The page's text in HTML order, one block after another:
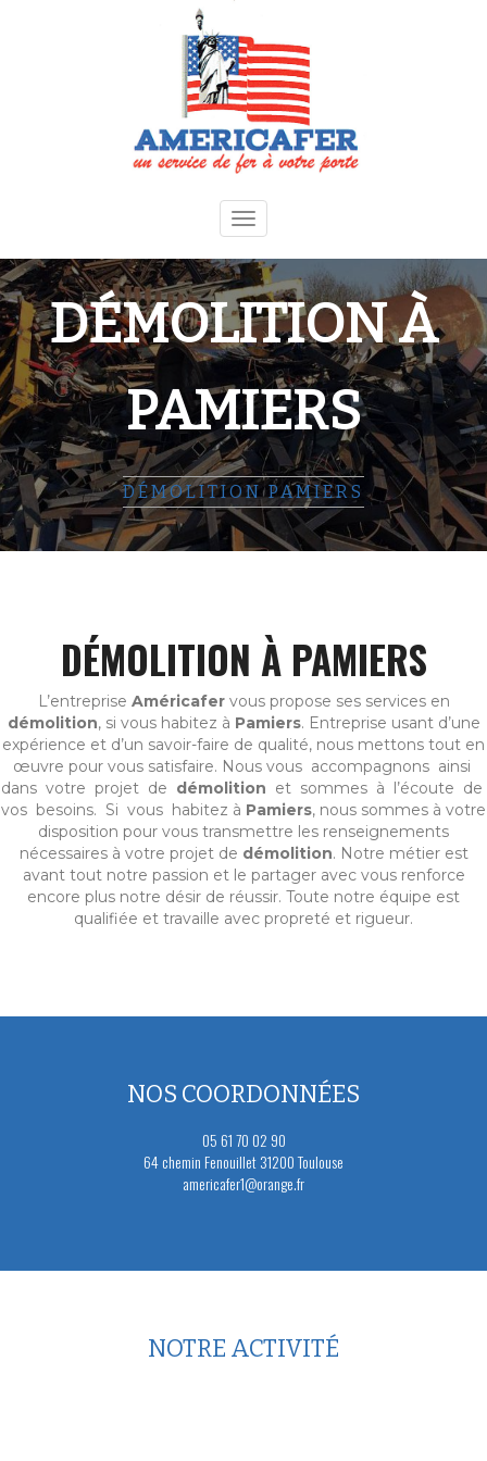
Toggle
navigation
DÉMOLITION À
PAMIERS
DÉMOLITION PAMIERS
DÉMOLITION À PAMIERS
L’entreprise Américafervous propose ses services en
démolition, si vous habitez à Pamiers. Entreprise usant d’une
expérience et d’un savoir-faire de qualité, nous mettons tout en
œuvre pour vous satisfaire. Nous vous accompagnons ainsi
dans votre projet de démolition et sommes à l’écoute de
vos besoins. Si vous habitez à Pamiers, nous sommes à votre
disposition pour vous transmettre les renseignements
nécessaires à votre projet de démolition. Notre métier est
avant tout notre passion et le partager avec vous renforce
encore plus notre désir de réussir. Toute notre équipe est
qualifiée et travaille avec propreté et rigueur.
NOS COORDONNÉES
05 61 70 02 90
64 chemin Fenouillet 31200 Toulouse
americafer1@orange.fr
NOTRE ACTIVITÉ